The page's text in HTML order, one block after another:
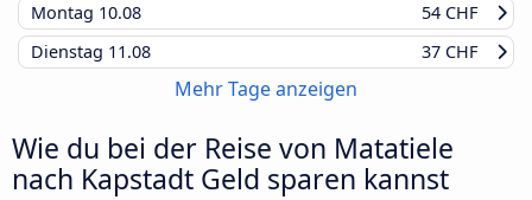
Montag 10.08
54 CHF
Dienstag 11.08 37 CHF
Mehr Tage anzeigen
Wie du bei der Reise von Matatiele
nach Kapstadt Geld sparen kannst